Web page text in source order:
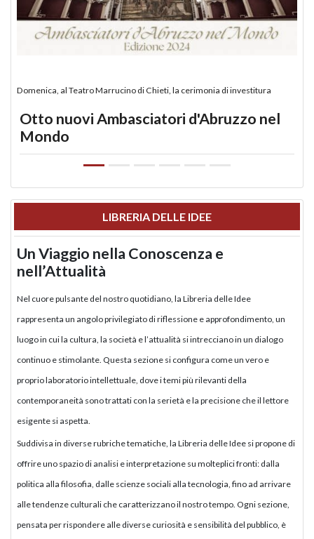
Domenica, al Teatro Marrucino di Chieti, la cerimonia di investitura
Otto nuovi Ambasciatori d'Abruzzo nel
Mondo
LIBRERIA DELLE IDEE
Un Viaggio nella Conoscenza e
nell’Attualità
Nel cuore pulsante del nostro quotidiano, la Libreria delle Idee
rappresenta un angolo privilegiato di riflessione e approfondimento, un
luogo in cui la cultura, la società e l’attualità si intrecciano in un dialogo
continuo e stimolante. Questa sezione si configura come un vero e
proprio laboratorio intellettuale, dove i temi più rilevanti della
contemporaneità sono trattati con la serietà e la precisione che il lettore
esigente si aspetta.
Suddivisa in diverse rubriche tematiche, la Libreria delle Idee si propone di
offrire uno spazio di analisi e interpretazione su molteplici fronti: dalla
politica alla filosofia, dalle scienze sociali alla tecnologia, fino ad arrivare
alle tendenze culturali che caratterizzano il nostro tempo. Ogni sezione,
pensata per rispondere alle diverse curiosità e sensibilità del pubblico, è